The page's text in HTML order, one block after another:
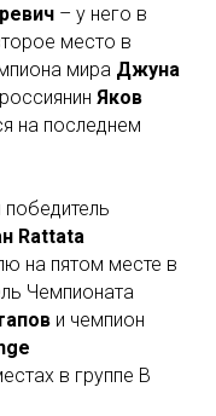
– у него в
место в
мира Джуна
Яков
на последнем
Rattata
на пятом месте в
Чемпионата
и чемпион
в группе B